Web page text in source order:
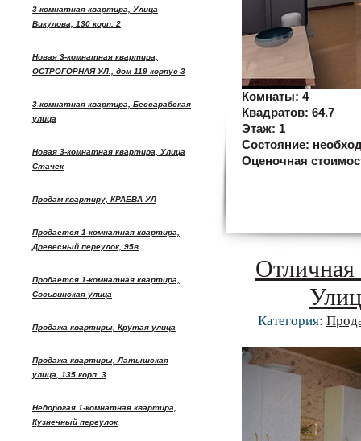
3-комнатная квартира, Улица
Викулова, 130 корп. 2
Новая 3-комнатная квартира,
ОСТРОГОРНАЯ УЛ., дом 119 корпус 3
3-комнатная квартира, Бессарабская
улица
Новая 3-комнатная квартира, Улица
Стачек
Продам квартиру, КРАЕВА УЛ
Продается 1-комнатная квартира,
Древесный переулок, 95в
Продается 1-комнатная квартира,
Сосьвинская улица
Продажа квартиры, Крутая улица
Продажа квартиры, Латышская
улица, 135 корп. 3
Недорогая 1-комнатная квартира,
Кузнечный переулок
Комнаты: 4
Квадратов: 64.7
Этаж: 1
Состояние:
Оценочная
Отличная
Категория: